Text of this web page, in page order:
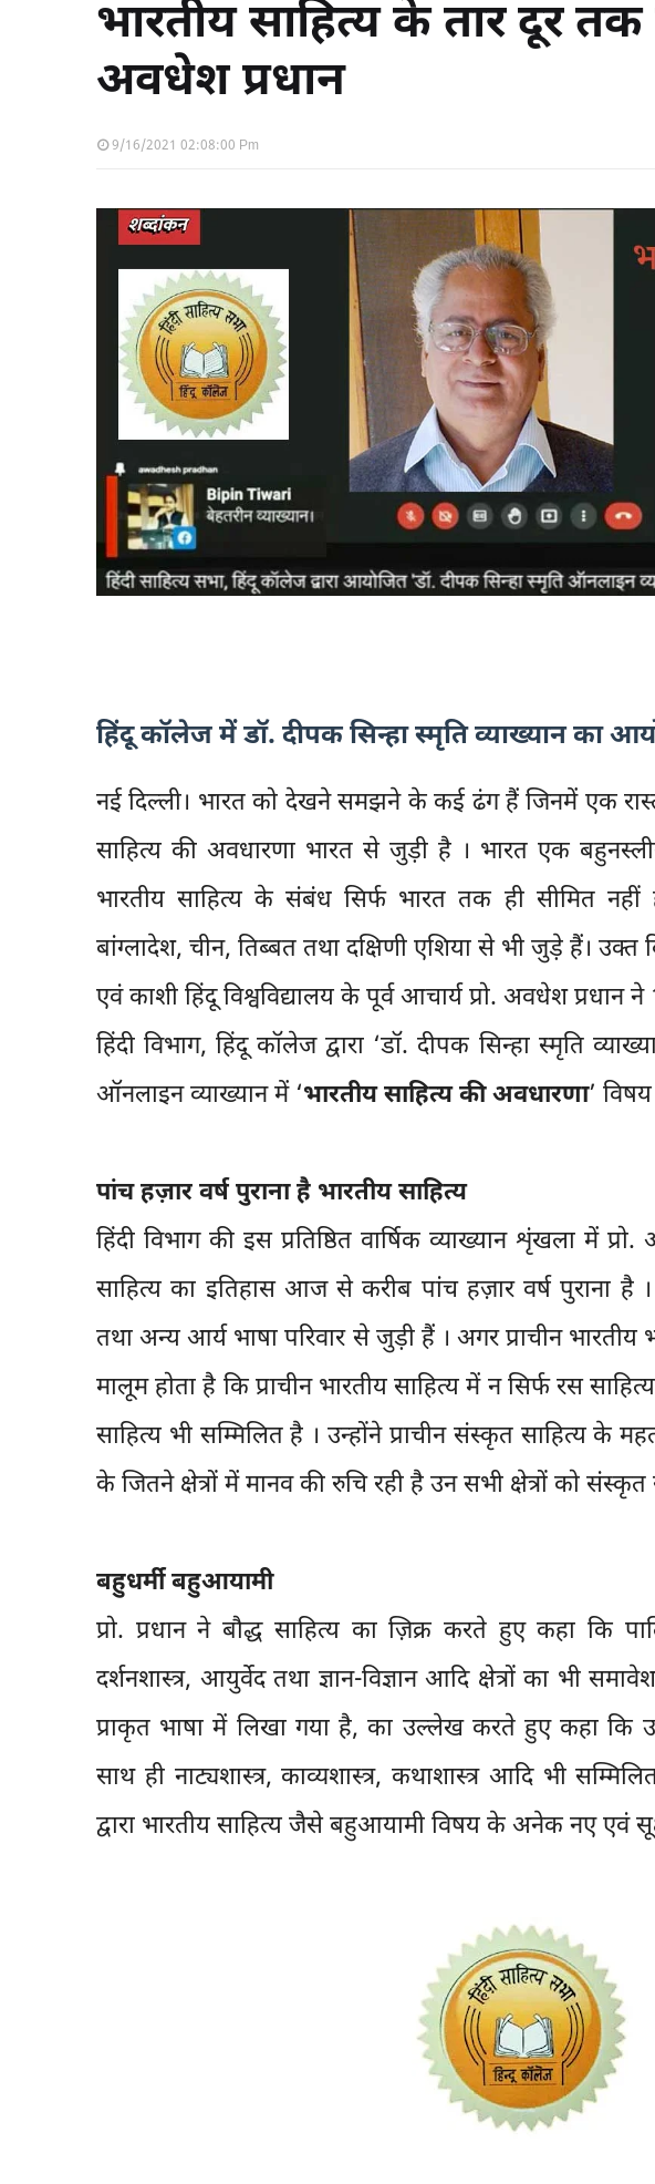
भारतीय साहित्य के तार दूर
अवधेश प्रधान
9/16/2021 02:08:00 Pm
हिंदू कॉलेज में डॉ. दीपक सिन्हा स्मृति व्याख्यान का
नई दिल्ली। भारत को देखने समझने के कई ढंग हैं जिनमें एक
साहित्य की अवधारणा भारत से जुड़ी है । भारत एक
भारतीय साहित्य के संबंध सिर्फ भारत तक ही सीमित
बांग्लादेश, चीन, तिब्बत तथा दक्षिणी एशिया से भी जुड़े हैं।
एवं काशी हिंदू विश्वविद्यालय के पूर्व आचार्य प्रो. अवधेश प्रधान
हिंदी विभाग, हिंदू कॉलेज द्वारा ‘डॉ. दीपक सिन्हा स्मृति
ऑनलाइन व्याख्यान में ‘भारतीय साहित्य की अवधारणा’
पांच हज़ार वर्ष पुराना है भारतीय साहित्य
हिंदी विभाग की इस प्रतिष्ठित वार्षिक व्याख्यान शृंखला में
साहित्य का इतिहास आज से करीब पांच हज़ार वर्ष पुराना है
तथा अन्य आर्य भाषा परिवार से जुड़ी हैं । अगर प्राचीन
मालूम होता है कि प्राचीन भारतीय साहित्य में न सिर्फ रस
साहित्य भी सम्मिलित है । उन्होंने प्राचीन संस्कृत साहित्य के
के जितने क्षेत्रों में मानव की रुचि रही है उन सभी क्षेत्रों को संस्कृत
बहुधर्मी बहुआयामी
प्रो. प्रधान ने बौद्ध साहित्य का ज़िक्र करते हुए कहा कि
दर्शनशास्त्र, आयुर्वेद तथा ज्ञान-विज्ञान आदि क्षेत्रों का भी
प्राकृत भाषा में लिखा गया है, का उल्लेख करते हुए कहा कि
साथ ही नाट्यशास्त्र, काव्यशास्त्र, कथाशास्त्र आदि भी
द्वारा भारतीय साहित्य जैसे बहुआयामी विषय के अनेक नए एवं